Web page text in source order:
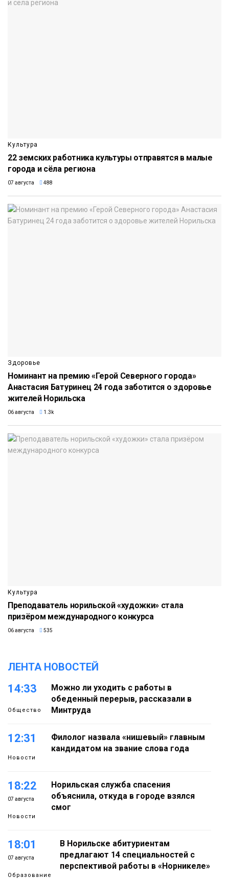
Культура
22 земских работника культуры отправятся в малые
города и сёла региона
07 августа 488
Здоровье
Номинант на премию «Герой Северного города»
Анастасия Батуринец 24 года заботится о здоровье
жителей Норильска
06 августа 1.3k
Культура
Преподаватель норильской «художки» стала
призёром международного конкурса
06 августа 535
ЛЕНТА НОВОСТЕЙ
14:33
Общество
Можно ли уходить с работы в
обеденный перерыв, рассказали в
Минтруда
12:31
Новости
Филолог назвала «нишевый» главным
кандидатом на звание слова года
18:22
07 августа
Новости
Норильская служба спасения
объяснила, откуда в городе взялся
смог
18:01
07 августа
Образование
В Норильске абитуриентам
предлагают 14 специальностей с
перспективой работы в «Норникеле»